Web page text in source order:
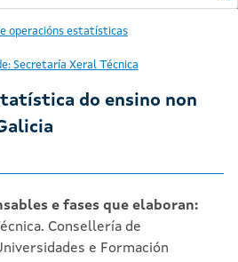
operacións estatísticas
Secretaría Xeral Técnica
do ensino non
e fases que elaboran:
Consellería de
e Formación